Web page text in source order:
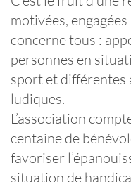
motivées,
concerne tous :
personnes en
sport et différentes
ludiques.
L’association
centaine de
favoriser
situation de